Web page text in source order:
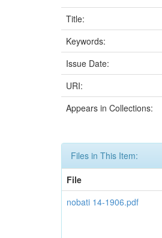
Title:
Keywords:
Issue Date:
URI:
Appears in Collections:
Files in This Item:
File
nobati 14-1906.pdf